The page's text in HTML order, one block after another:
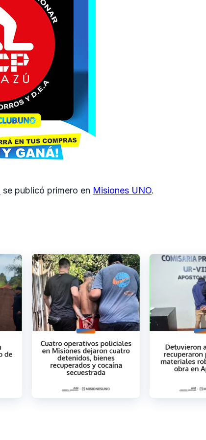
se publicó primero en Misiones UNO.